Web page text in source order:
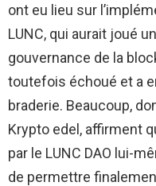
ont eu lieu sur
LUNC, qui aurait joué
gouvernance de la
toutefois échoué et a
braderie. Beaucoup,
Krypto edel, affirment
par le LUNC DAO lui-
de permettre